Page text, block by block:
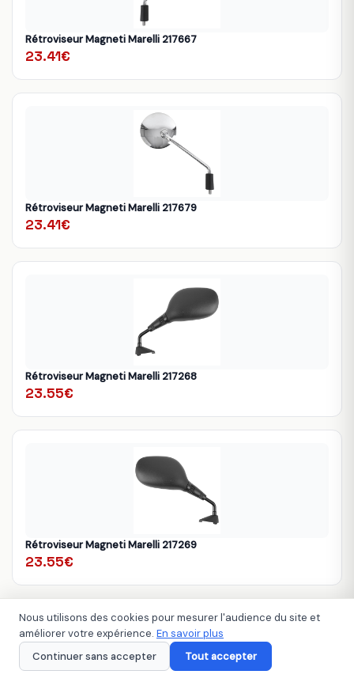
Rétroviseur Magneti Marelli 217667
23.41€
Rétroviseur Magneti Marelli 217679
23.41€
Rétroviseur Magneti Marelli 217268
23.55€
Rétroviseur Magneti Marelli 217269
23.55€
Nous utilisons des cookies pour mesurer l'audience du site et
améliorer votre expérience. En savoir plus
Continuer sans accepter
Tout accepter